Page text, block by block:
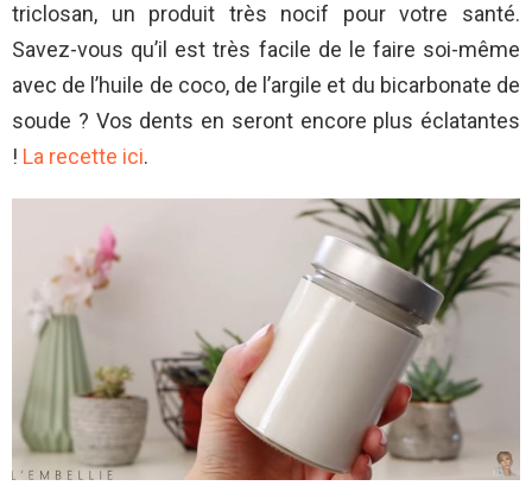
triclosan, un produit très nocif pour votre santé.
Savez-vous qu’il est très facile de le faire soi-même
avec de l’huile de coco, de l’argile et du bicarbonate de
soude ? Vos dents en seront encore plus éclatantes
! La recette ici.